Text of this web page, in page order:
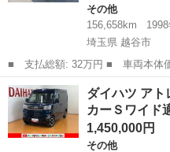
その他
156,658km
埼玉県 越谷市
■ 支払総額: 32万円 ■ 車両本体価格： 220,000 円 ■ メーカー
名： ダイハツ ■ 車種名： オ
クラシック タイミングベルト交
６０ＫＭ 前オー...
埼玉 越谷市 その他
ダイハツ ア
カーＳワイ
1,450,000円
その他